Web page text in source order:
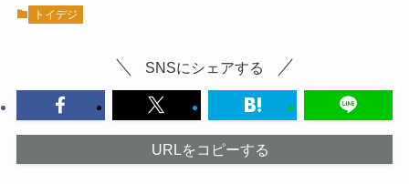
トイデジ
SNSにシェアする
URLをコピーする